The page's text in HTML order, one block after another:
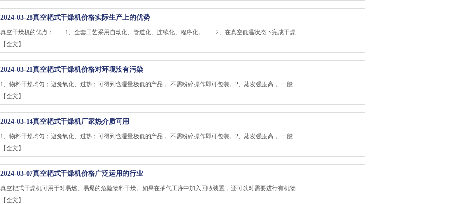
2024-03-28真空耙式干燥机价格实际生产上的优势
真空干燥机的优点： 1、全套工艺采用自动化、管道化、连续化、程序化。 2、在真空低温状态下完成干燥…
【全文】
2024-03-21真空耙式干燥机价格对环境没有污染
1、物料干燥均匀；避免氧化、过热；可得到含湿量极低的产品， 不需粉碎操作即可包装。2、蒸发强度高， 一般…
【全文】
2024-03-14真空耙式干燥机厂家热介质可用
1、物料干燥均匀；避免氧化、过热；可得到含湿量极低的产品， 不需粉碎操作即可包装。2、蒸发强度高， 一般…
【全文】
2024-03-07真空耙式干燥机价格广泛运用的行业
真空耙式干燥机可用于对易燃、易爆的危险物料干燥。如果在抽气工序中加入回收装置，还可以对需要进行有机物…
【全文】